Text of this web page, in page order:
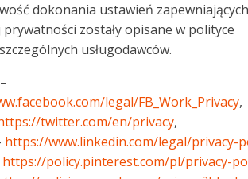
dokonania ustawień zapewniających
zostały opisane w polityce
usługodawców.
legal/FB_Work_Privacy,
twitter.com/en/privacy,
https://www.linkedin.com/legal/privacy-
https://policy.pinterest.com/pl/privacy-